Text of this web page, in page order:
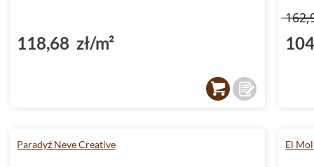
118,68 zł/m²
Paradyż Neve Creative El